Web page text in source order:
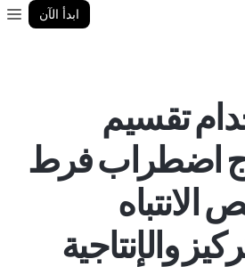
ابدأ الآن
تقسيم
اضطراب فرط
الانتباه
والإنتاجية